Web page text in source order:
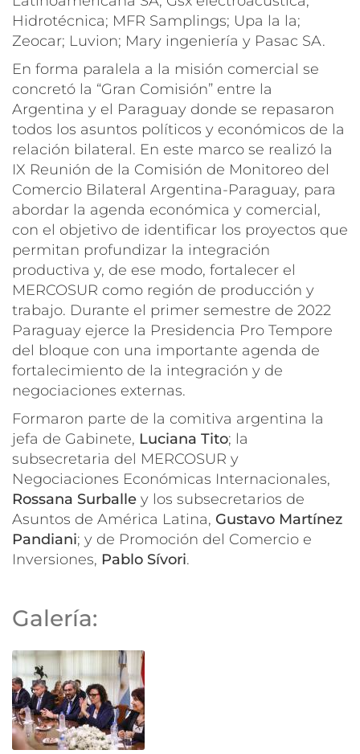
Hidrotécnica; MFR Samplings; Upa la la;
Zeocar; Luvion; Mary ingeniería y Pasac SA.
En forma paralela a la misión comercial se
concretó la “Gran Comisión” entre la
Argentina y el Paraguay donde se repasaron
todos los asuntos políticos y económicos de la
relación bilateral. En este marco se realizó la
IX Reunión de la Comisión de Monitoreo del
Comercio Bilateral Argentina-Paraguay, para
abordar la agenda económica y comercial,
con el objetivo de identificar los proyectos que
permitan profundizar la integración
productiva y, de ese modo, fortalecer el
MERCOSUR como región de producción y
trabajo. Durante el primer semestre de 2022
Paraguay ejerce la Presidencia Pro Tempore
del bloque con una importante agenda de
fortalecimiento de la integración y de
negociaciones externas.
Formaron parte de la comitiva argentina la
jefa de Gabinete, Luciana Tito; la
subsecretaria del MERCOSUR y
Negociaciones Económicas Internacionales,
Rossana Surballe y los subsecretarios de
Asuntos de América Latina, Gustavo Martínez
Pandiani; y de Promoción del Comercio e
Inversiones, Pablo Sívori.
Galería: